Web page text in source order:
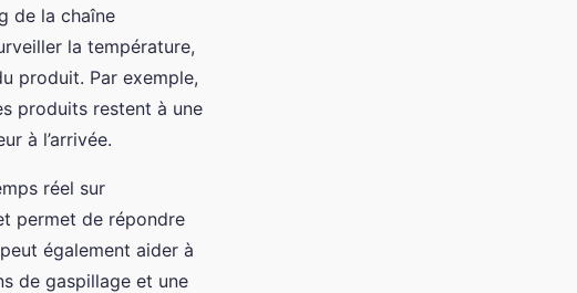
de la chaîne
la température,
produit. Par exemple,
produits restent à une
à l’arrivée.
réel sur
permet de répondre
également aider à
de gaspillage et une